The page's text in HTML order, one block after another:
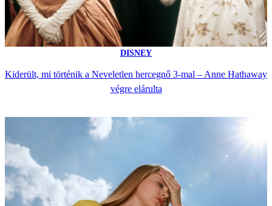
DISNEY
Kiderült, mi történik a Neveletlen hercegnő 3-mal – Anne Hathaway
végre elárulta